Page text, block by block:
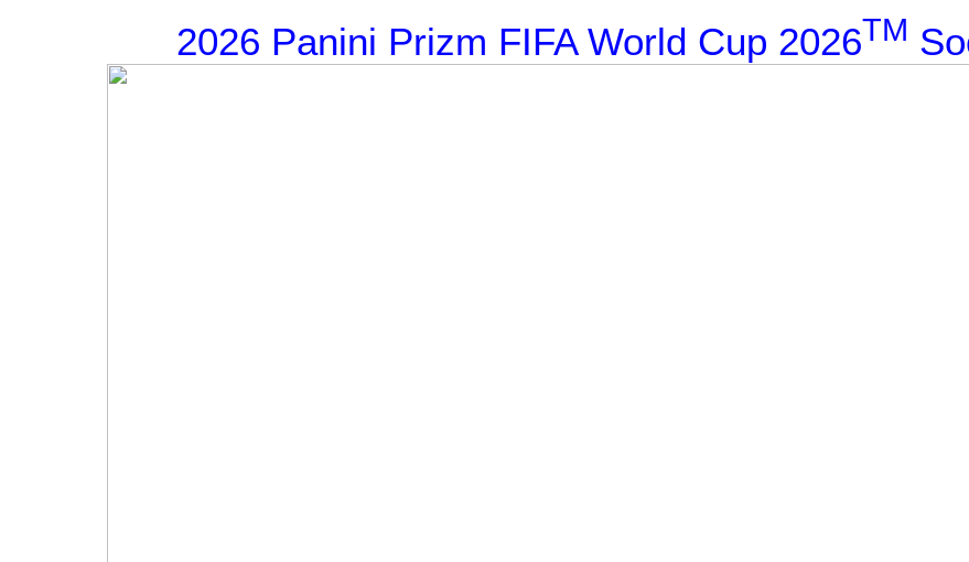
2026 Panini Prizm FIFA World Cup 2026TM